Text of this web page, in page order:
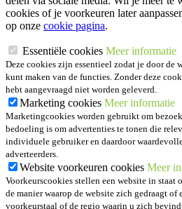
cookies of je voorkeuren later
op onze cookie pagina.
Essentiële cookies Meer informatie
Deze cookies zijn essentieel zodat je door de
kunt maken van de functies. Zonder deze
hebt aangevraagd niet worden geleverd.
Marketing cookies Meer informatie
Marketingcookies worden gebruikt om
bedoeling is om advertenties te tonen die
individuele gebruiker en daardoor
adverteerders.
Website voorkeuren cookies Meer
Voorkeurscookies stellen een website in
de manier waarop de website zich gedraagt
voorkeurstaal of de regio waarin u zich